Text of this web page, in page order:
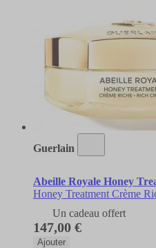
Guerlain
Abeille Royale Honey
Honey Treatment Crème
Un cadeau offert
147,00 €
Ajouter